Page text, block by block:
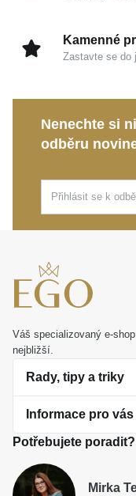
Kamenné
Zastavte se do
Nenechte si
odběru
Váš specializovaný e-
nejbližší.
Rady, tipy a triky
O perlách
Jak vybrat perlový šperk
Dárková inspirace
Informace pro vás
Obchodní podmínky
Potřebujete poradit?
Mirka